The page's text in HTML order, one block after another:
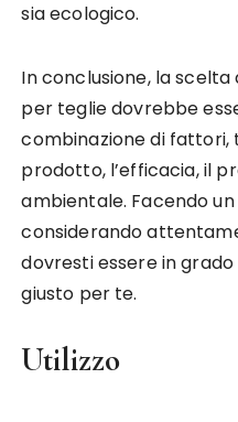
sia ecologico.
In conclusione, la
per teglie dovrebbe
combinazione di fattori,
prodotto, l’efficacia, il
ambientale. Facendo
considerando
dovresti essere in
giusto per te.
Utilizzo